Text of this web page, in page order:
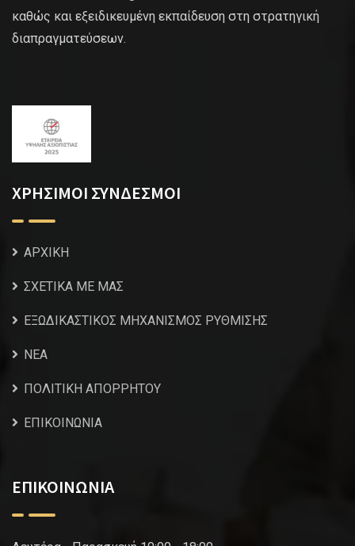
καθώς και εξειδικευμένη εκπαίδευση στη στρατηγική
διαπραγματεύσεων.
ΧΡΗΣΙΜΟΙ ΣΥΝΔΕΣΜΟΙ
ΑΡΧΙΚΗ
ΣΧΕΤΙΚΑ ΜΕ ΜΑΣ
ΕΞΩΔΙΚΑΣΤΙΚΟΣ ΜΗΧΑΝΙΣΜΟΣ ΡΥΘΜΙΣΗΣ
NEA
ΠΟΛΙΤΙΚΗ ΑΠΟΡΡΗΤΟΥ
ΕΠΙΚΟΙΝΩΝΙΑ
ΕΠΙΚΟΙΝΩΝΙΑ